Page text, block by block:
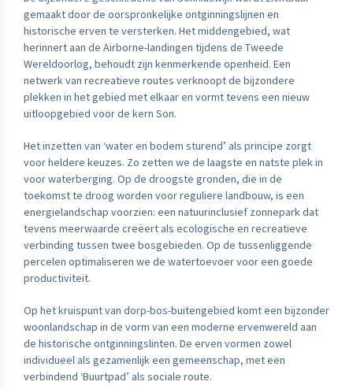
gemaakt door de oorspronkelijke ontginningslijnen en
historische erven te versterken. Het middengebied, wat
herinnert aan de Airborne-landingen tijdens de Tweede
Wereldoorlog, behoudt zijn kenmerkende openheid. Een
netwerk van recreatieve routes verknoopt de bijzondere
plekken in het gebied met elkaar en vormt tevens een nieuw
uitloopgebied voor de kern Son.
Het inzetten van ‘water en bodem sturend’ als principe zorgt
voor heldere keuzes. Zo zetten we de laagste en natste plek in
voor waterberging. Op de droogste gronden, die in de
toekomst te droog worden voor reguliere landbouw, is een
energielandschap voorzien: een natuurinclusief zonnepark dat
tevens meerwaarde creëert als ecologische en recreatieve
verbinding tussen twee bosgebieden. Op de tussenliggende
percelen optimaliseren we de watertoevoer voor een goede
productiviteit.
Op het kruispunt van dorp-bos-buitengebied komt een bijzonder
woonlandschap in de vorm van een moderne ervenwereld aan
de historische ontginningslinten. De erven vormen zowel
individueel als gezamenlijk een gemeenschap, met een
verbindend ‘Buurtpad’ als sociale route.